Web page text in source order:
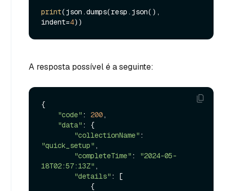
print(json.dumps(resp.json(),
indent=4
A resposta possível é a seguinte:
{
"code" : 200 ,
"data" : {
"collectionName"
"quick_setup" ,
"completeTime" :
"2024-05-
18T02:57:13Z" ,
"details" : [